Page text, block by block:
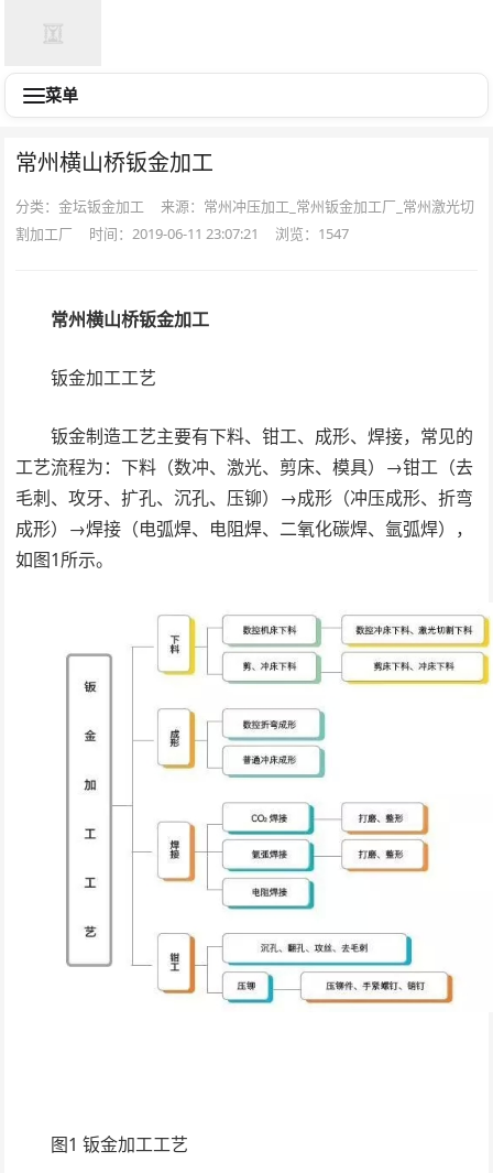
菜单
常州横山桥钣金加工
分类：金坛钣金加工
来源：常州冲压加工_常州钣金加工厂_常州激光切
割加工厂
时间：2019-06-11 23:07:21 浏览： 1547
常州横山桥钣金加工
钣金加工工艺
钣金制造工艺主要有下料、钳工、成形、焊接，常见的
工艺流程为：下料（数冲、激光、剪床、模具）→钳工（去
毛刺、攻牙、扩孔、沉孔、压铆）→成形（冲压成形、折弯
成形）→焊接（电弧焊、电阻焊、二氧化碳焊、氩弧焊），
如图1所示。
图1 钣金加工工艺